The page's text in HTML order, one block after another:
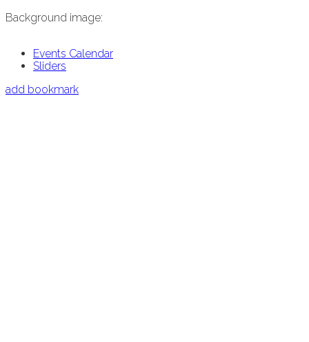
Background image:
Events Calendar
Sliders
add bookmark